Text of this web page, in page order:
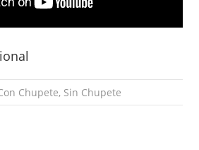
Chupete, Sin Chupete